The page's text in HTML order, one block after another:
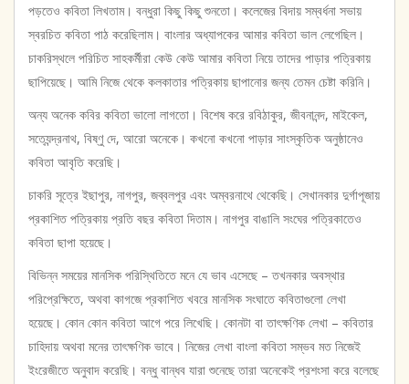
Bengali
Book
quantity
পড়তেও কবিতা লিখতাম। বন্ধুরা কিছু কিছু শুনতো। কলেজের বিদায় সম্বর্ধনা সভায়
স্বরচিত কবিতা পাঠ করেছিলাম। বাংলার অধ্যাপকের আমার কবিতা ভাল লেগেছিল।
চাকরিস্থলে পরিচিত সাহকর্মীরা কেউ কেউ আমার কবিতা নিয়ে তাদের পাড়ার পত্রিকায়
ছাপিয়েছে। আমি নিজে থেকে কলকাতার পত্রিকায় ছাপানোর জন্য তেমন চেষ্টা করিনি।
অন্য অনেক কবির কবিতা ভালো লাগতো। বিশেষ করে রবিঠাকুর, জীবনানন্দ, মাইকেল,
সত্যেন্দ্রনাথ, বিষ্ণু দে, আরো অনেকে। কখনো কখনো পাড়ার সাংস্কৃতিক অনুষ্ঠানেও
কবিতা আবৃতি করেছি।
চাকরি সূত্রে ইছাপুর, নাগপুর, জব্বলপুর এবং অম্বরনাথে থেকেছি। সেখানকার দুর্গাপূজায়
প্রকাশিত পত্রিকায় প্রতি বছর কবিতা দিতাম। নাগপুর বাঙালি সংঘের পত্রিকাতেও
কবিতা ছাপা হয়েছে।
বিভিন্ন সময়ের মানসিক পরিস্থিতিতে মনে যে ভাব এসেছে – তখনকার অবস্থার
পরিপ্রেক্ষিতে, অথবা কাগজে প্রকাশিত খবরে মানসিক সংঘাতে কবিতাগুলো লেখা
হয়েছে। কোন কোন কবিতা আগে পরে লিখেছি। কোনটা বা তাৎক্ষণিক লেখা – কবিতার
চাহিদায় অথবা মনের তাৎক্ষণিক ভাবে। নিজের লেখা বাংলা কবিতা সম্ভব মত নিজেই
ইংরেজীতে অনুবাদ করেছি। বন্ধু বান্ধব যারা শুনেছে তারা অনেকেই প্রশংসা করে বলেছে